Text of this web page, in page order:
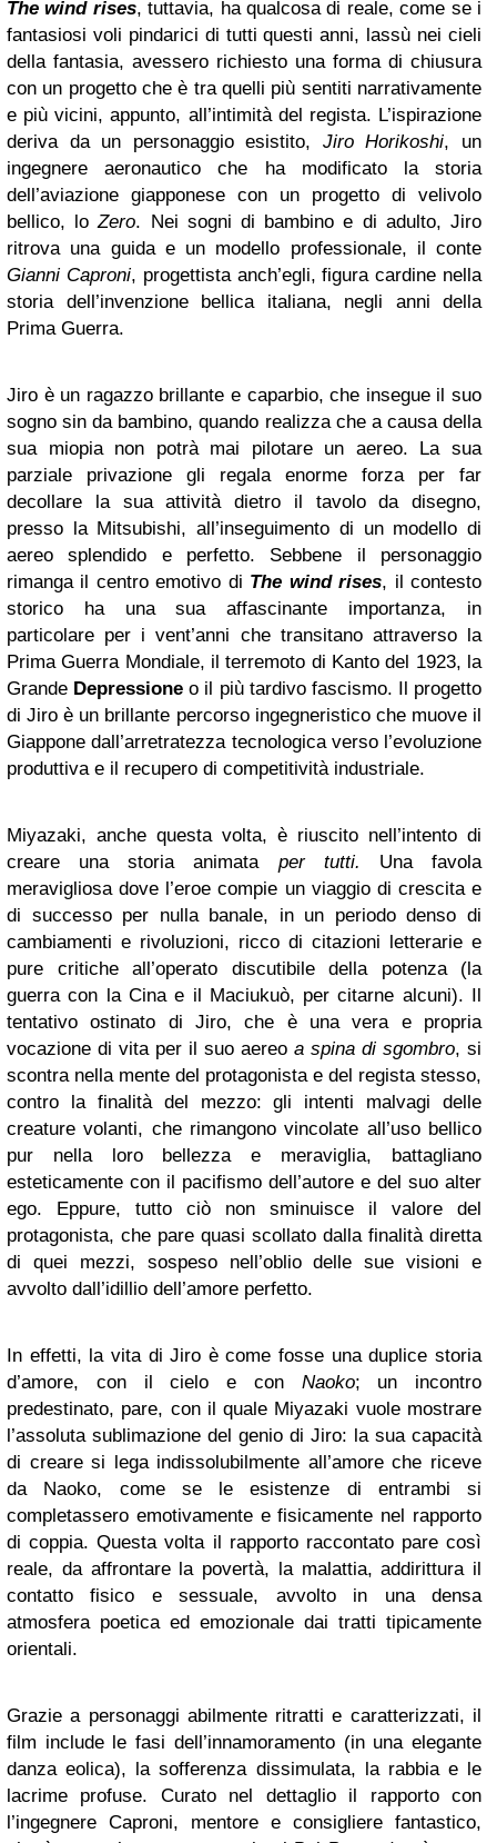
The wind rises, tuttavia, ha qualcosa di reale, come se i
fantasiosi voli pindarici di tutti questi anni, lassù nei cieli
della fantasia, avessero richiesto una forma di chiusura
con un progetto che è tra quelli più sentiti narrativamente
e più vicini, appunto, all’intimità del regista. L’ispirazione
deriva da un personaggio esistito, Jiro Horikoshi, un
ingegnere aeronautico che ha modificato la storia
dell’aviazione giapponese con un progetto di velivolo
bellico, loZero. Nei sogni di bambino e di adulto, Jiro
ritrova una guida e un modello professionale, il conte
Gianni Caproni, progettista anch’egli, figura cardine nella
storia dell’invenzione bellica italiana, negli anni della
Prima Guerra.
Jiro è un ragazzo brillante e caparbio, che insegue il suo
sogno sin da bambino, quando realizza che a causa della
sua miopia non potrà mai pilotare un aereo. La sua
parziale privazione gli regala enorme forza per far
decollare la sua attività dietro il tavolo da disegno,
presso la Mitsubishi, all’inseguimento di un modello di
aereo splendido e perfetto. Sebbene il personaggio
rimanga il centro emotivo di The wind rises, il contesto
storico ha una sua affascinante importanza, in
particolare per i vent’anni che transitano attraverso la
Prima Guerra Mondiale, il terremoto di Kanto del 1923, la
Grande Depressione o il più tardivo fascismo. Il progetto
di Jiro è un brillante percorso ingegneristico che muove il
Giappone dall’arretratezza tecnologica verso l’evoluzione
produttiva e il recupero di competitività industriale.
Miyazaki, anche questa volta, è riuscito nell’intento di
creare una storia animata per tutti. Una favola
meravigliosa dove l’eroe compie un viaggio di crescita e
di successo per nulla banale, in un periodo denso di
cambiamenti e rivoluzioni, ricco di citazioni letterarie e
pure critiche all’operato discutibile della potenza (la
guerra con la Cina e il Maciukuò, per citarne alcuni). Il
tentativo ostinato di Jiro, che è una vera e propria
vocazione di vita per il suo aereo a spina di sgombro, si
scontra nella mente del protagonista e del regista stesso,
contro la finalità del mezzo: gli intenti malvagi delle
creature volanti, che rimangono vincolate all’uso bellico
pur nella loro bellezza e meraviglia, battagliano
esteticamente con il pacifismo dell’autore e del suo alter
ego. Eppure, tutto ciò non sminuisce il valore del
protagonista, che pare quasi scollato dalla finalità diretta
di quei mezzi, sospeso nell’oblio delle sue visioni e
avvolto dall’idillio dell’amore perfetto.
In effetti, la vita di Jiro è come fosse una duplice storia
d’amore, con il cielo e con Naoko; un incontro
predestinato, pare, con il quale Miyazaki vuole mostrare
l’assoluta sublimazione del genio di Jiro: la sua capacità
di creare si lega indissolubilmente all’amore che riceve
da Naoko, come se le esistenze di entrambi si
completassero emotivamente e fisicamente nel rapporto
di coppia. Questa volta il rapporto raccontato pare così
reale, da affrontare la povertà, la malattia, addirittura il
contatto fisico e sessuale, avvolto in una densa
atmosfera poetica ed emozionale dai tratti tipicamente
orientali.
Grazie a personaggi abilmente ritratti e caratterizzati, il
film include le fasi dell’innamoramento (in una elegante
danza eolica), la sofferenza dissimulata, la rabbia e le
lacrime profuse. Curato nel dettaglio il rapporto con
l’ingegnere Caproni, mentore e consigliere fantastico,